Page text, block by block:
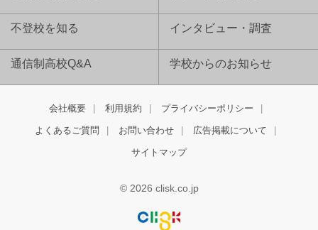
不登校を知る インタビュー・調査
通信制高校Q&A 学校からのお知らせ
会社概要 利用規約 プライバシーポリシー
よくあるご質問 お問い合わせ 広告掲載について
サイトマップ
© 2026 clisk.co.jp